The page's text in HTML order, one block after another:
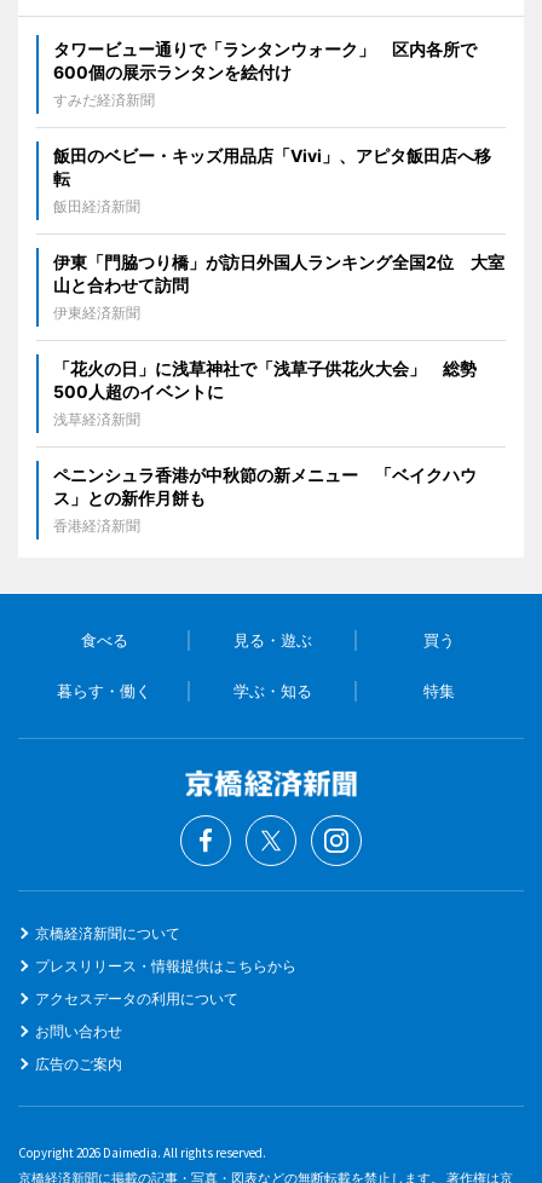
タワービュー通りで「ランタンウォーク」 区内各所で
600個の展示ランタンを絵付け
すみだ経済新聞
飯田のベビー・キッズ用品店「Vivi」、アピタ飯田店へ移
転
飯田経済新聞
伊東「門脇つり橋」が訪日外国人ランキング全国2位 大室
山と合わせて訪問
伊東経済新聞
「花火の日」に浅草神社で「浅草子供花火大会」 総勢
500人超のイベントに
浅草経済新聞
ペニンシュラ香港が中秋節の新メニュー 「ベイクハウ
ス」との新作月餅も
香港経済新聞
食べる 見る・遊ぶ 買う
暮らす・働く 学ぶ・知る 特集
京橋経済新聞について
プレスリリース・情報提供はこちらから
アクセスデータの利用について
お問い合わせ
広告のご案内
Copyright 2026 Daimedia. All rights reserved.
京橋経済新聞に掲載の記事・写真・図表などの無断転載を禁止します。 著作権は京